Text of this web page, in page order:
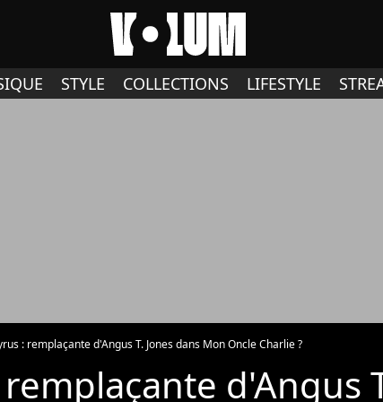
STYLE COLLECTIONS LIFESTYLE
: remplaçante d'Angus T. Jones dans Mon Oncle Charlie ?
d'Angus